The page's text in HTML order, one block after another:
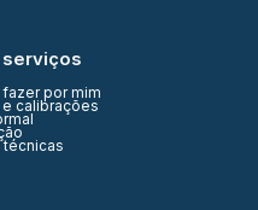
fazer por mim
e calibrações
técnicas